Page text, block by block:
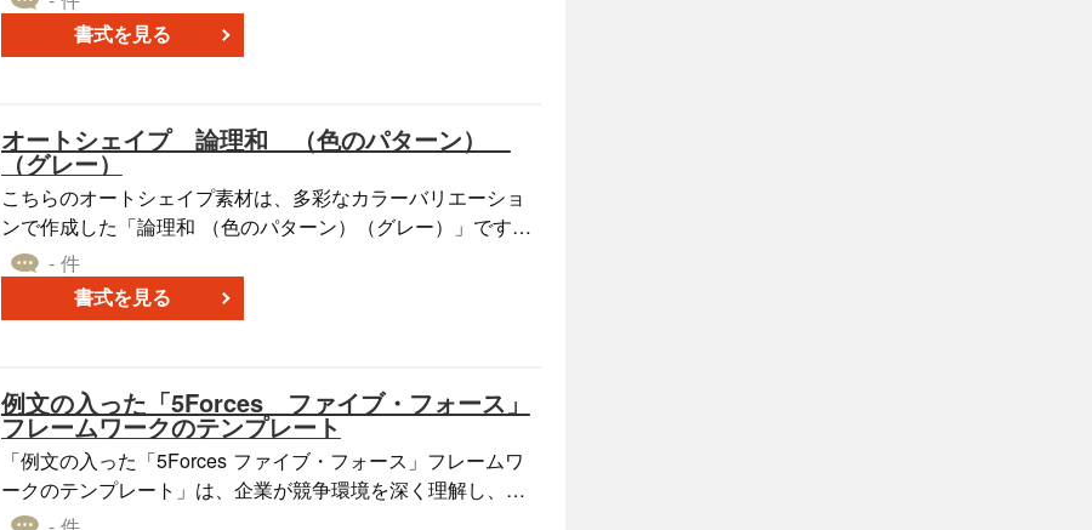
素材はPowerPointのファイル形式となっており、無料でダウ
ンロードすることが可能です。自社で作成する資料やレポー
書式を見る
オートシェイプ 論理和 （色のパターン）
（グレー）
こちらのオートシェイプ素材は、多彩なカラーバリエーショ
ンで作成した「論理和 （色のパターン）（グレー）」です。
フローチャートで使われる、複数のパスへと続くプロセスフ
ローを表す記号を、PowerPointファイル形式で作成したもの
であり、PowerPointやWord、Excelで作成する企画書など
い。
- 件
書式を見る
例文の入った「5Forces ファイブ・フォース」
フレームワークのテンプレート
「例文の入った「5Forces ファイブ・フォース」フレームワ
ークのテンプレート」は、企業が競争環境を深く理解し、具
体的な戦略を策定する際の重要な参考資料です。「5Forces